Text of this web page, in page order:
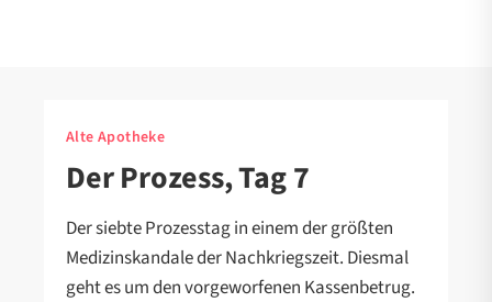
Alte Apotheke
Der Prozess, Tag 7
Der siebte Prozesstag in einem der größten
Medizinskandale der Nachkriegszeit. Diesmal
geht es um den vorgeworfenen Kassenbetrug.